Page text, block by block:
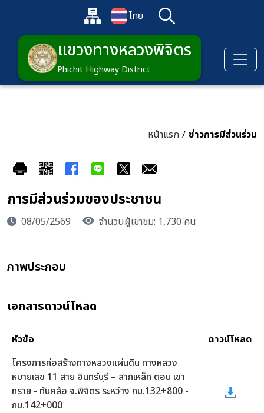
แผนผังเว็บไซต์
เปลี่ยนภาษา
ไทย ค้นหา
เปิดกล่องค้นหาข้อมูลหลักของเว็บไซต์
แขวงทางหลวงพิจิตร
Phichit Highway District
หน้าแรก / ข่าวการมีส่วนร่วม
การมีส่วนร่วมของประชาชน
08/05/2569 จำนวนผู้เขาชม: 1,730 คน
ภาพประกอบ
เอกสารดาวน์โหลด
หัวข้อ
ดาวน์โหลด
โครงการก่อสร้างทางหลวงแผ่นดิน ทางหลวง
หมายเลข 11 สาย อินทร์บุรี – สากเหล็ก ตอน เขา
ทราย - ทับคล้อ จ.พิจิตร ระหว่าง กม.132+800 -
กม.142+000